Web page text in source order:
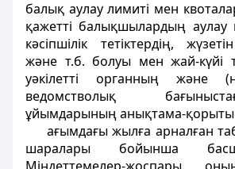
балық аулау лимитi мен
қажеттi балықшылардың аулау
кәсiпшiлiк тетiктердiң,
және т.б. болуы мен жай-күйi
уәкiлеттi органның және
ведомстволық
ұйымдарының анықтама-
ағымдағы жылға арналған
шаралары бойынша